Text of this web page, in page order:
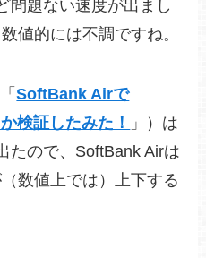
問題ない速度が出まし
値的には不調ですね。
SoftBank Airで
検証したみた！
」）は
たので、SoftBank Airは
数値上では）上下する